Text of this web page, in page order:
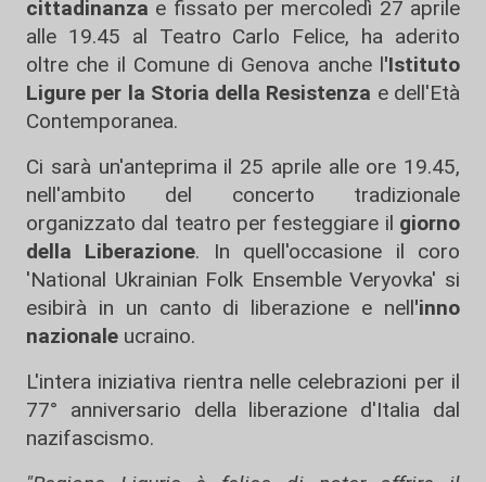
cittadinanza e fissato per mercoledì 27 aprile
alle 19.45 al Teatro Carlo Felice, ha aderito
oltre che il Comune di Genova anche l'Istituto
Ligure per la Storia della Resistenza e dell'Età
Contemporanea.
Ci sarà un'anteprima il 25 aprile alle ore 19.45,
nell'ambito del concerto tradizionale
organizzato dal teatro per festeggiare il giorno
della Liberazione. In quell'occasione il coro
'National Ukrainian Folk Ensemble Veryovka' si
esibirà in un canto di liberazione e nell'inno
nazionale ucraino.
L'intera iniziativa rientra nelle celebrazioni per il
77° anniversario della liberazione d'Italia dal
nazifascismo.